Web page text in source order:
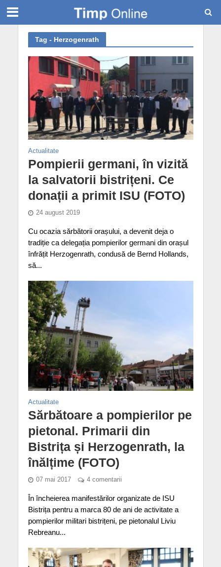
Tag - Herzogenrath
Actualitate
Pompierii germani, în vizită
la salvatorii bistrițeni. Ce
donații a primit ISU (FOTO)
24 august 2019
Cu ocazia sărbătorii orașului, a devenit deja o
tradiție ca delegația pompierilor germani din orașul
înfrățit Herzogenrath, condusă de Bernd Hollands,
să...
Actualitate
Sărbătoare a pompierilor pe
pietonal. Primarii din
Bistrița și Herzogenrath, la
înălțime (FOTO)
07 mai 2017 4 comentarii
În încheierea manifestărilor organizate de ISU
Bistrița pentru a marca 80 de ani de activitate a
pompierilor militari bistrițeni, pe pietonalul Liviu
Rebreanu...